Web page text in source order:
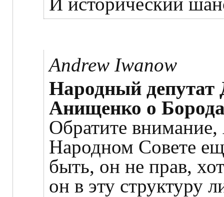
Andrew Iwanow
Народный
Анищенко о
Обратите
Народном Совете
быть, он не прав,
он в эту структуру